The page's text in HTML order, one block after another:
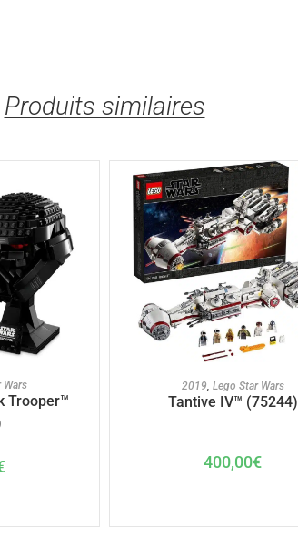
Produits similaires
Wars
Trooper™
AJOUTER AU PANIER
2019 Lego Star Wars
Tantive IV™ (75244)
400,00€